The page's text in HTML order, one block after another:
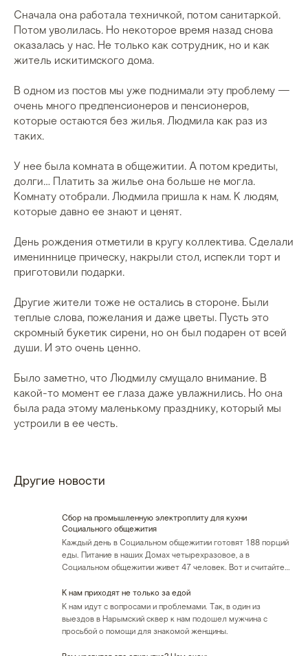
Сначала она работала техничкой, потом санитаркой.
Потом уволилась. Но некоторое время назад снова
оказалась у нас. Не только как сотрудник, но и как
житель искитимского дома.
В одном из постов мы уже поднимали эту проблему —
очень много предпенсионеров и пенсионеров,
которые остаются без жилья. Людмила как раз из
таких.
У нее была комната в общежитии. А потом кредиты,
долги… Платить за жилье она больше не могла.
Комнату отобрали. Людмила пришла к нам. К людям,
которые давно ее знают и ценят.
День рождения отметили в кругу коллектива. Сделали
имениннице прическу, накрыли стол, испекли торт и
приготовили подарки.
Другие жители тоже не остались в стороне. Были
теплые слова, пожелания и даже цветы. Пусть это
скромный букетик сирени, но он был подарен от всей
души. И это очень ценно.
Было заметно, что Людмилу смущало внимание. В
какой-то момент ее глаза даже увлажнились. Но она
была рада этому маленькому празднику, который мы
устроили в ее честь.
Другие новости
️Сбор на промышленную электроплиту для кухни
Социального общежития
Каждый день в Социальном общежитии готовят 188 порций
еды. Питание в наших Домах четырехразовое, а в
Социальном общежитии живет 47 человек. Вот и считайте…
К нам приходят не только за едой
К нам идут с вопросами и проблемами. Так, в один из
выездов в Нарымский сквер к нам подошел мужчина с
просьбой о помощи для знакомой женщины.